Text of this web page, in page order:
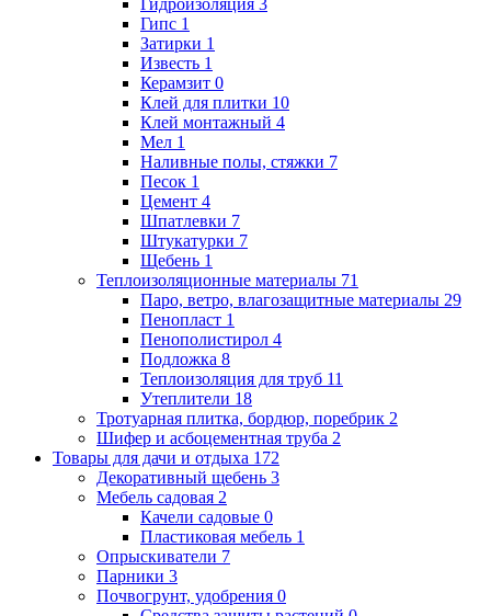
Гидроизоляция 3
Гипс 1
Затирки 1
Известь 1
Керамзит 0
Клей для плитки 10
Клей монтажный 4
Мел 1
Наливные полы, стяжки 7
Песок 1
Цемент 4
Шпатлевки 7
Штукатурки 7
Щебень 1
Теплоизоляционные материалы 71
Паро, ветро, влагозащитные материалы 29
Пенопласт 1
Пенополистирол 4
Подложка 8
Теплоизоляция для труб 11
Утеплители 18
Тротуарная плитка, бордюр, поребрик 2
Шифер и асбоцементная труба 2
Товары для дачи и отдыха 172
Декоративный щебень 3
Мебель садовая 2
Качели садовые 0
Пластиковая мебель 1
Опрыскиватели 7
Парники 3
Почвогрунт, удобрения 0